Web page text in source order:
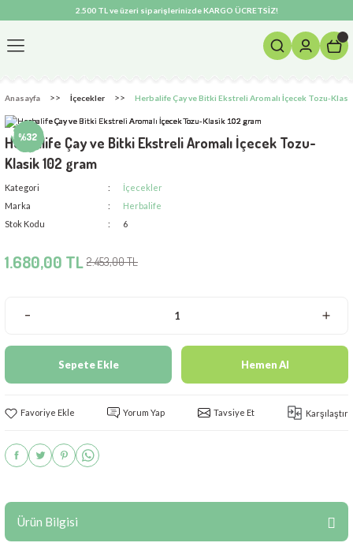
2.500 TL ve üzeri siparişlerinizde KARGO ÜCRETSİZ!
Geri Dön
Anasayfa İçecekler Herbalife Çay ve Bitki Ekstreli Aromalı İçecek Tozu-
%32
Herbalife Çay ve Bitki Ekstreli Aromalı İçecek Tozu-
Klasik 102 gram
Kategori
İçecekler
Marka
Herbalife
Stok Kodu
6
1.680,00 TL 2.453,00 TL
Sepete Ekle Hemen Al
Yorum Yap Tavsiye Et Karşılaştır
Ürün Bilgisi